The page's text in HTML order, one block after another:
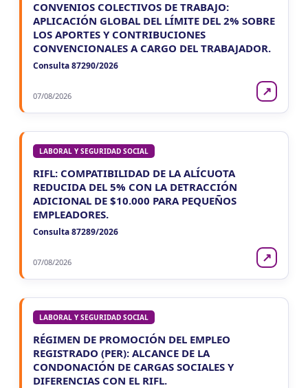
CONVENIOS COLECTIVOS DE TRABAJO:
APLICACIÓN GLOBAL DEL LÍMITE DEL 2% SOBRE
LOS APORTES Y CONTRIBUCIONES
CONVENCIONALES A CARGO DEL TRABAJADOR.
Consulta 87290/2026
07/08/2026 ↗
LABORAL Y SEGURIDAD SOCIAL
RIFL: COMPATIBILIDAD DE LA ALÍCUOTA
REDUCIDA DEL 5% CON LA DETRACCIÓN
ADICIONAL DE $10.000 PARA PEQUEÑOS
EMPLEADORES.
Consulta 87289/2026
07/08/2026 ↗
LABORAL Y SEGURIDAD SOCIAL
RÉGIMEN DE PROMOCIÓN DEL EMPLEO
REGISTRADO (PER): ALCANCE DE LA
CONDONACIÓN DE CARGAS SOCIALES Y
DIFERENCIAS CON EL RIFL.